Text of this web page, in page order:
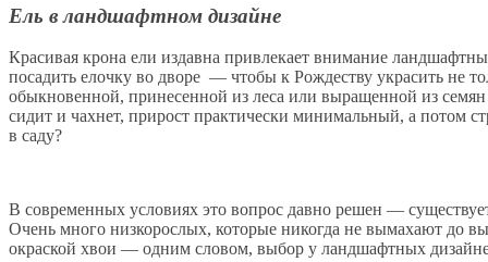
Ель в ландшафтном дизайне
Красивая крона ели издавна привлекает внимание
посадить елочку во дворе — чтобы к Рождеству украсить не
обыкновенной, принесенной из леса или выращенной из
сидит и чахнет, прирост практически минимальный, а потом
в саду?
В современных условиях это вопрос давно решен —
Очень много низкорослых, которые никогда не вымахают до
окраской хвои — одним словом, выбор у ландшафтных